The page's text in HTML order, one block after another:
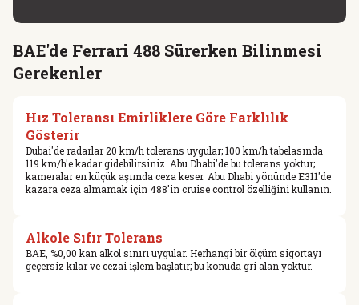
BAE'de Ferrari 488 Sürerken Bilinmesi
Gerekenler
Hız Toleransı Emirliklere Göre Farklılık
Gösterir
Dubai'de radarlar 20 km/h tolerans uygular; 100 km/h tabelasında
119 km/h'e kadar gidebilirsiniz. Abu Dhabi'de bu tolerans yoktur;
kameralar en küçük aşımda ceza keser. Abu Dhabi yönünde E311'de
kazara ceza almamak için 488'in cruise control özelliğini kullanın.
Alkole Sıfır Tolerans
BAE, %0,00 kan alkol sınırı uygular. Herhangi bir ölçüm sigortayı
geçersiz kılar ve cezai işlem başlatır; bu konuda gri alan yoktur.